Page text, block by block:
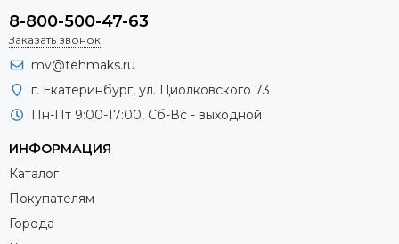
8-800-500-47-63
Заказать звонок
mv@tehmaks.ru
г. Екатеринбург, ул. Циолковского 73
Пн-Пт 9:00-17:00, Сб-Вс - выходной
ИНФОРМАЦИЯ
Каталог
Покупателям
Города